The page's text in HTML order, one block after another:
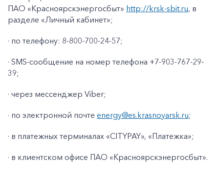
Частным клиентам
ПАО «Красноярскэнергосбыт» http://krsk-sbit.ru, в
разделе «Личный кабинет»;
· по телефону: 8-800-700-24-57;
· SMS-сообщение на номер телефона +7-903-767-29-
39;
· через мессенджер Viber;
· по электронной почте energy@es.krasnoyarsk.ru;
· в платежных терминалах «CITYPAY», «Платежка»;
· в клиентском офисе ПАО «Красноярскэнергосбыт».